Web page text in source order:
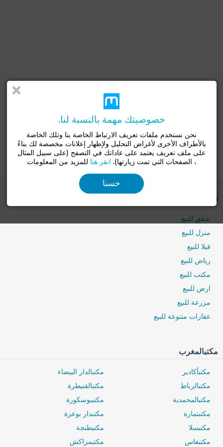
نوع جيد
شقق للبيع
منزل للبيع
فيلا للبيع
رياض للبيع
مكتب للبيع
ارض للبيع
مزرعة للبيع
عقارات متنوعة للبيع
مكتبالمغرب
مكتبأكادير
مكتبالدار البيضاء
مكتبالرباط
مكتبالقنيطرة
مكتبالمحمدية
مكتببوسكورة
مكتبتمارة
مكتبدار بوعزة
مكتبسلا
مكتبطنجة
مكتبفاس
مكتبمراكش
خصوصيتك مهمة بالنسبة لنا.
نحن نستخدم ملفات تعريف الارتباط الخاصة بنا وتلك الخاصة
بالأطراف الأخرى لأغراض التحليل ولإظهار إعلانات مخصصة لك بناءً
على ملف تعريف يعتمد على عاداتك في التصفح (على سبيل المثال
، الصفحات التي تمت زيارتها). انقر هنا للمزيد من المعلومات
حسنا